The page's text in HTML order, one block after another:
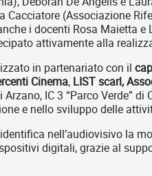
(Associazione
i docenti Rosa Maietta
attivamente alla
in partenariato con il
Cinema, LIST scarl,
IC 3 “Parco Verde”
e nello sviluppo delle
nell’audiovisivo la
digitali, grazie al